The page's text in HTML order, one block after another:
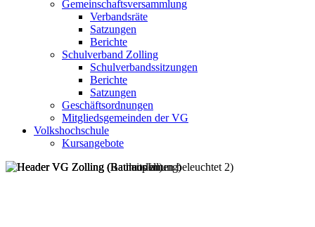
Gemeinschaftsversammlung
Verbandsräte
Satzungen
Berichte
Schulverband Zolling
Schulverbandssitzungen
Berichte
Satzungen
Geschäftsordnungen
Mitgliedsgemeinden der VG
Volkshochschule
Kursangebote